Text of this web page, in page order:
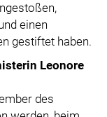
einen
gestiftet haben.
Leonore
des